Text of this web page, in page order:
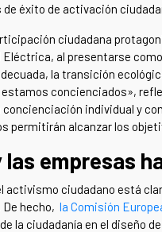
de éxito de activación
ciudadana
Eléctrica, al presentarse
la transición
concienciados»,
concienciación individual y
permitirán alcanzar los
las empresas
activismo ciudadano está
hecho, la Comisión
la ciudadanía en el diseño